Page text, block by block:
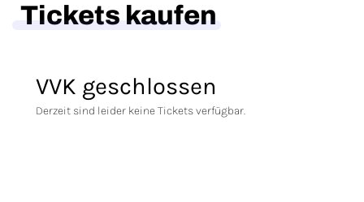
Tickets kaufen
VVK geschlossen
Derzeit sind leider keine Tickets verfügbar.